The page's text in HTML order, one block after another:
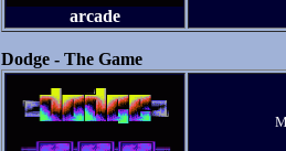
arcade
Dodge - The Game